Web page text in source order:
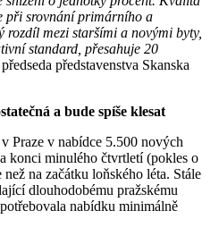
při srovnání primárního a
rozdíl mezi staršími a novými byty,
standard, přesahuje 20
představenstva Skanska
a bude spíše klesat
Praze v nabídce 5.500 nových
konci minulého čtvrtletí (pokles o
na začátku loňského léta. Stále
dlouhodobému pražskému
nabídku minimálně